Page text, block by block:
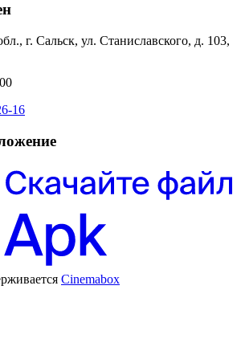
г. Сальск, ул. Станиславского, д. 103,
16
Cinemabox